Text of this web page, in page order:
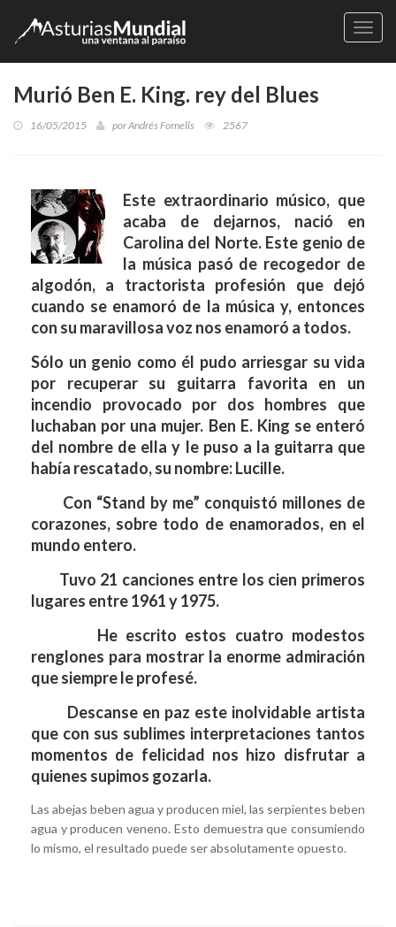
Murió Ben E. King. rey del Blues
16/05/2015 porAndrés Fornells 2567
Este extraordinario músico, que
acaba de dejarnos, nació en
Carolina del Norte. Este genio de
la música pasó de recogedor de
algodón, a tractorista profesión que dejó
cuando se enamoró de la música y, entonces
con su maravillosa voz nos enamoró a todos.
Sólo un genio como él pudo arriesgar su vida
por recuperar su guitarra favorita en un
incendio provocado por dos hombres que
luchaban por una mujer. Ben E. King se enteró
del nombre de ella y le puso a la guitarra que
había rescatado, su nombre: Lucille.
Con “Stand by me” conquistó millones de
corazones, sobre todo de enamorados, en el
mundo entero.
Tuvo 21 canciones entre los cien primeros
lugares entre 1961 y 1975.
He escrito estos cuatro modestos
renglones para mostrar la enorme admiración
que siempre le profesé.
Descanse en paz este inolvidable artista
que con sus sublimes interpretaciones tantos
momentos de felicidad nos hizo disfrutar a
quienes supimos gozarla.
Las abejas beben agua y producen miel, las serpientes beben
agua y producen veneno. Esto demuestra que consumiendo
lo mismo, el resultado puede ser absolutamente opuesto.